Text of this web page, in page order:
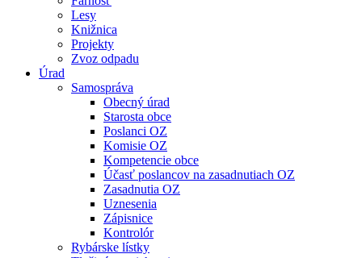
Lesy
Knižnica
Projekty
Zvoz odpadu
Úrad
Samospráva
Obecný úrad
Starosta obce
Poslanci OZ
Komisie OZ
Kompetencie obce
Účasť poslancov na zasadnutiach OZ
Zasadnutia OZ
Uznesenia
Zápisnice
Kontrolór
Rybárske lístky